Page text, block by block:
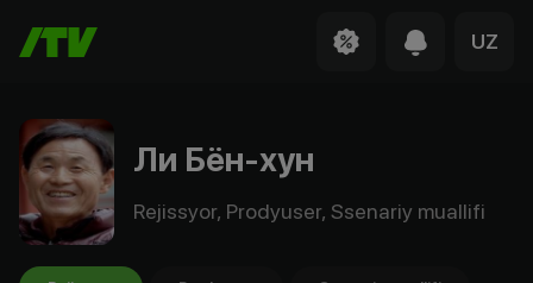
UZ
Ли Бён-хун
Rejissyor, Prodyuser, Ssenariy muallifi